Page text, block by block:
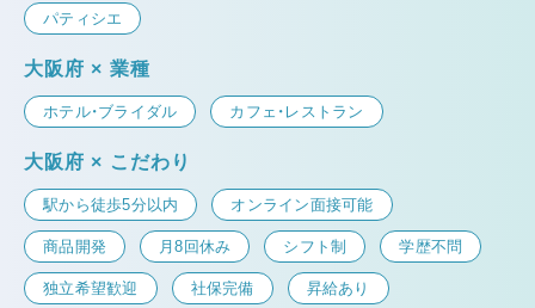
パティシエ
大阪府 × 業種
ホテル・ブライダル カフェ・レストラン
大阪府 × こだわり
駅から徒歩5分以内 オンライン面接可能
商品開発 月8回休み シフト制 学歴不問
独立希望歓迎 社保完備 昇給あり